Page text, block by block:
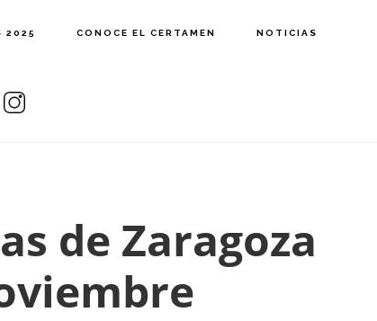
2025 CONOCE EL CERTAMEN NOTICIAS
de Zaragoza